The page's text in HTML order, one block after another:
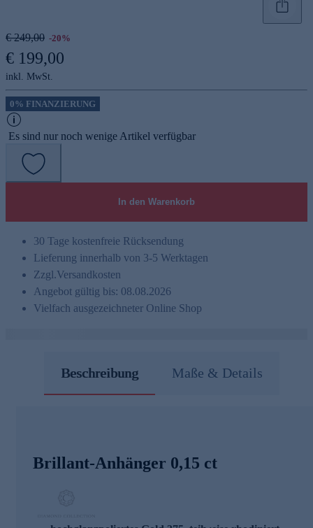
€ 249,00 -20%
€ 199,00
inkl. MwSt.
0% FINANZIERUNG
Es sind nur noch wenige Artikel verfügbar
In den Warenkorb
30 Tage kostenfreie Rücksendung
Lieferung innerhalb von 3-5 Werktagen
Zzgl.Versandkosten
Angebot gültig bis: 08.08.2026
Vielfach ausgezeichneter Online Shop
Beschreibung Maße & Details
Brillant-Anhänger 0,15 ct